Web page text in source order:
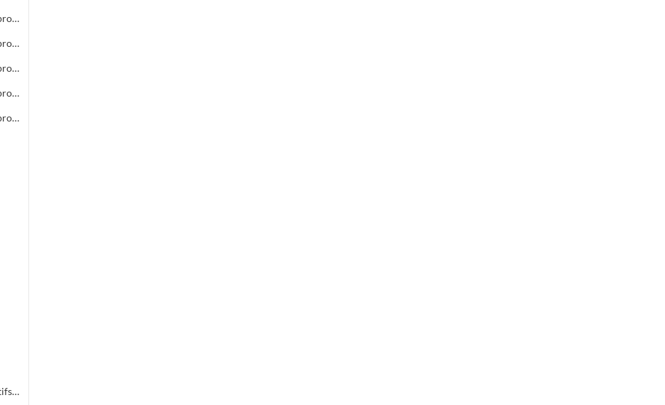
Matrice cadastrale des propriétés non bâties : Comptes par propriétaire : LA à MAZ
Matrice cadastrale des propriétés non bâties : Comptes par propriétaire : ME à PH
Matrice cadastrale des propriétés non bâties : Comptes par propriétaire : PIA à ROUG
Matrice cadastrale des propriétés non bâties : Comptes par propriétaire : ROVI à S
Matrice cadastrale des propriétés non bâties : Comptes par propriétaire : T à Z
Listes de paie, rémunérations et charges, bordereaux liquidatifs Bureau d'Aide Sociale (B.A.S.)